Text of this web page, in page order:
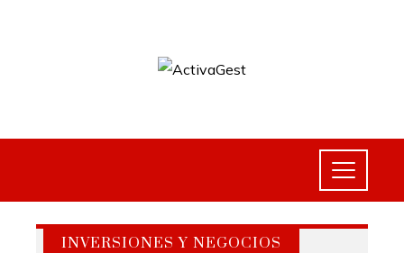
INVERSIONES Y NEGOCIOS